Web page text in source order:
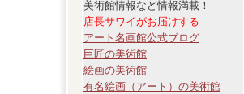
美術館情報など情報満載！
店長サワイがお届けする
アート名画館公式ブログ
巨匠の美術館
絵画の美術館
有名絵画（アート）の美術館